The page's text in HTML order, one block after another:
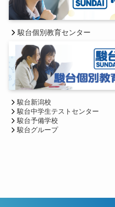
駿台個別教育センター
駿台新潟校
駿台中学生テストセンター
駿台予備学校
駿台グループ